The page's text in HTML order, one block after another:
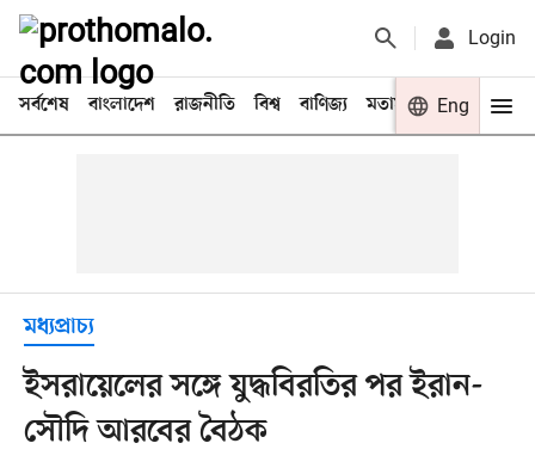
Login
সর্বশেষ বাংলাদেশ রাজনীতি বিশ্ব বাণিজ্য মতামত খেলা
Eng
মধ্যপ্রাচ্য
ইসরায়েলের সঙ্গে যুদ্ধবিরতির পর ইরান-
সৌদি আরবের বৈঠক